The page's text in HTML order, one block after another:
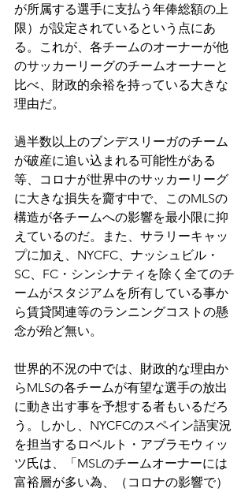
が所属する選手に支払う年俸総額の上
限）が設定されているという点にあ
る。これが、各チームのオーナーが他
のサッカーリーグのチームオーナーと
比べ、財政的余裕を持っている大きな
理由だ。
過半数以上のブンデスリーガのチーム
が破産に追い込まれる可能性がある
等、コロナが世界中のサッカーリーグ
に大きな損失を齎す中で、このMLSの
構造が各チームへの影響を最小限に抑
えているのだ。また、サラリーキャッ
プに加え、NYCFC、ナッシュビル・
SC、FC・シンシナティを除く全てのチ
ームがスタジアムを所有している事か
ら賃貸関連等のランニングコストの懸
念が殆ど無い。
世界的不況の中では、財政的な理由か
らMLSの各チームが有望な選手の放出
に動き出す事を予想する者もいるだろ
う。しかし、NYCFCのスペイン語実況
を担当するロベルト・アブラモウィッ
ツ氏は、「MSLのチームオーナーには
富裕層が多い為、（コロナの影響で）